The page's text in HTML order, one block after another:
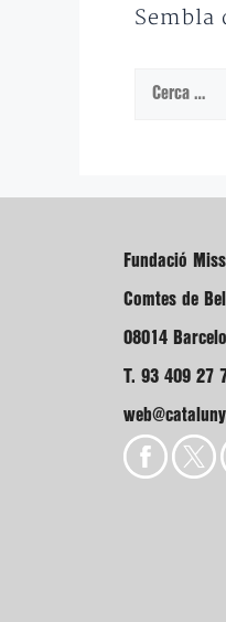
Sembla
Cerca:
Fundació
Comtes de
08014
T. 93 409 27